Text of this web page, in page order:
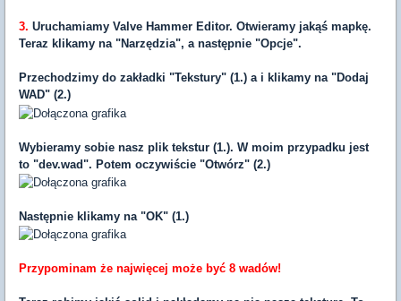
3. Uruchamiamy Valve Hammer Editor. Otwieramy jakąś mapkę.
Teraz klikamy na "Narzędzia", a następnie "Opcje".
Przechodzimy do zakładki "Tekstury" (1.) a i klikamy na "Dodaj
WAD" (2.)
Wybieramy sobie nasz plik tekstur (1.). W moim przypadku jest
to "dev.wad". Potem oczywiście "Otwórz" (2.)
Następnie klikamy na "OK" (1.)
Przypominam że najwięcej może być 8 wadów!